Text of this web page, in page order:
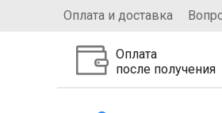
Оплата и доставка
Оплата
после получения